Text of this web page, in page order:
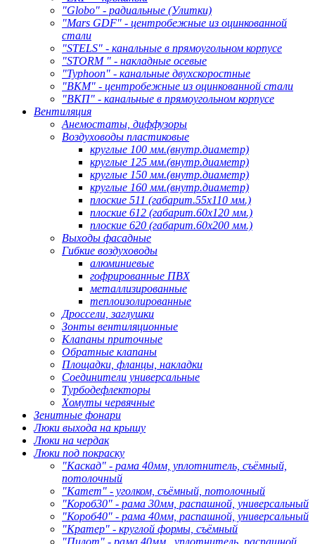
"Globo" - радиальные (Улитки)
"Mars GDF" - центробежные из оцинкованной
стали
"STELS" - канальные в прямоугольном корпусе
"STORM " - накладные осевые
"Typhoon" - канальные двухскоростные
"ВКМ" - центробежные из оцинкованной стали
"ВКП" - канальные в прямоугольном корпусе
Вентиляция
Анемостаты, диффузоры
Воздуховоды пластиковые
круглые 100 мм.(внутр.диаметр)
круглые 125 мм.(внутр.диаметр)
круглые 150 мм.(внутр.диаметр)
круглые 160 мм.(внутр.диаметр)
плоские 511 (габарит.55х110 мм.)
плоские 612 (габарит.60х120 мм.)
плоские 620 (габарит.60х200 мм.)
Выходы фасадные
Гибкие воздуховоды
алюминиевые
гофрированные ПВХ
металлизированные
теплоизолированные
Дроссели, заглушки
Зонты вентиляционные
Клапаны приточные
Обратные клапаны
Площадки, фланцы, накладки
Соединители универсальные
Турбодефлекторы
Хомуты червячные
Зенитные фонари
Люки выхода на крышу
Люки на чердак
Люки под покраску
"Каскад" - рама 40мм, уплотнитель, съёмный,
потолочный
"Катет" - уголком, съёмный, потолочный
"Короб30" - рама 30мм, распашной, универсальный
"Короб40" - рама 40мм, распашной, универсальный
"Кратер" - круглой формы, съёмный
"Пилот" - рама 40мм., уплотнитель, распашной,